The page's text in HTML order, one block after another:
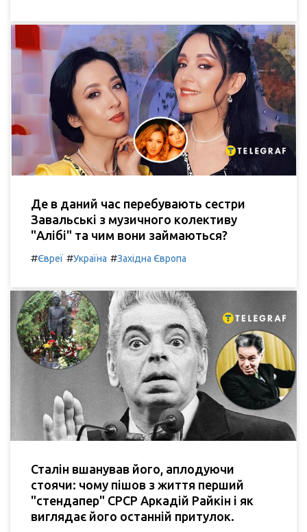
Де в даний час перебувають сестри
Завальські з музичного колективу
"Алібі" та чим вони займаються?
#Євреї #Україна #Західна Європа
Сталін вшанував його, аплодуючи
стоячи: чому пішов з життя перший
"стендапер" СРСР Аркадій Райкін і як
виглядає його останній притулок.